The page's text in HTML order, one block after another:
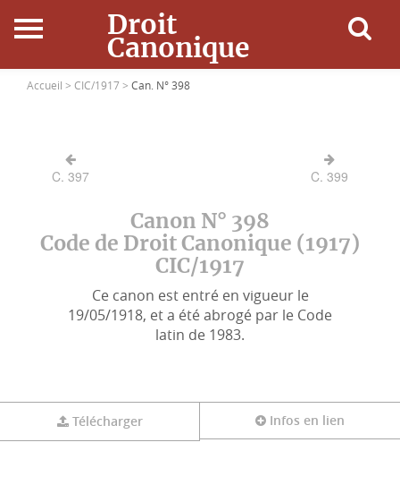
Droit
Canonique
Accueil
Ressources
Accueil > CIC/1917 > Can. N° 398
C. 397 C. 399
Canon N° 398
Code de Droit Canonique (1917)
CIC/1917
Ce canon est entré en vigueur le
19/05/1918, et a été abrogé par le Code
latin de 1983.
Télécharger Infos en lien